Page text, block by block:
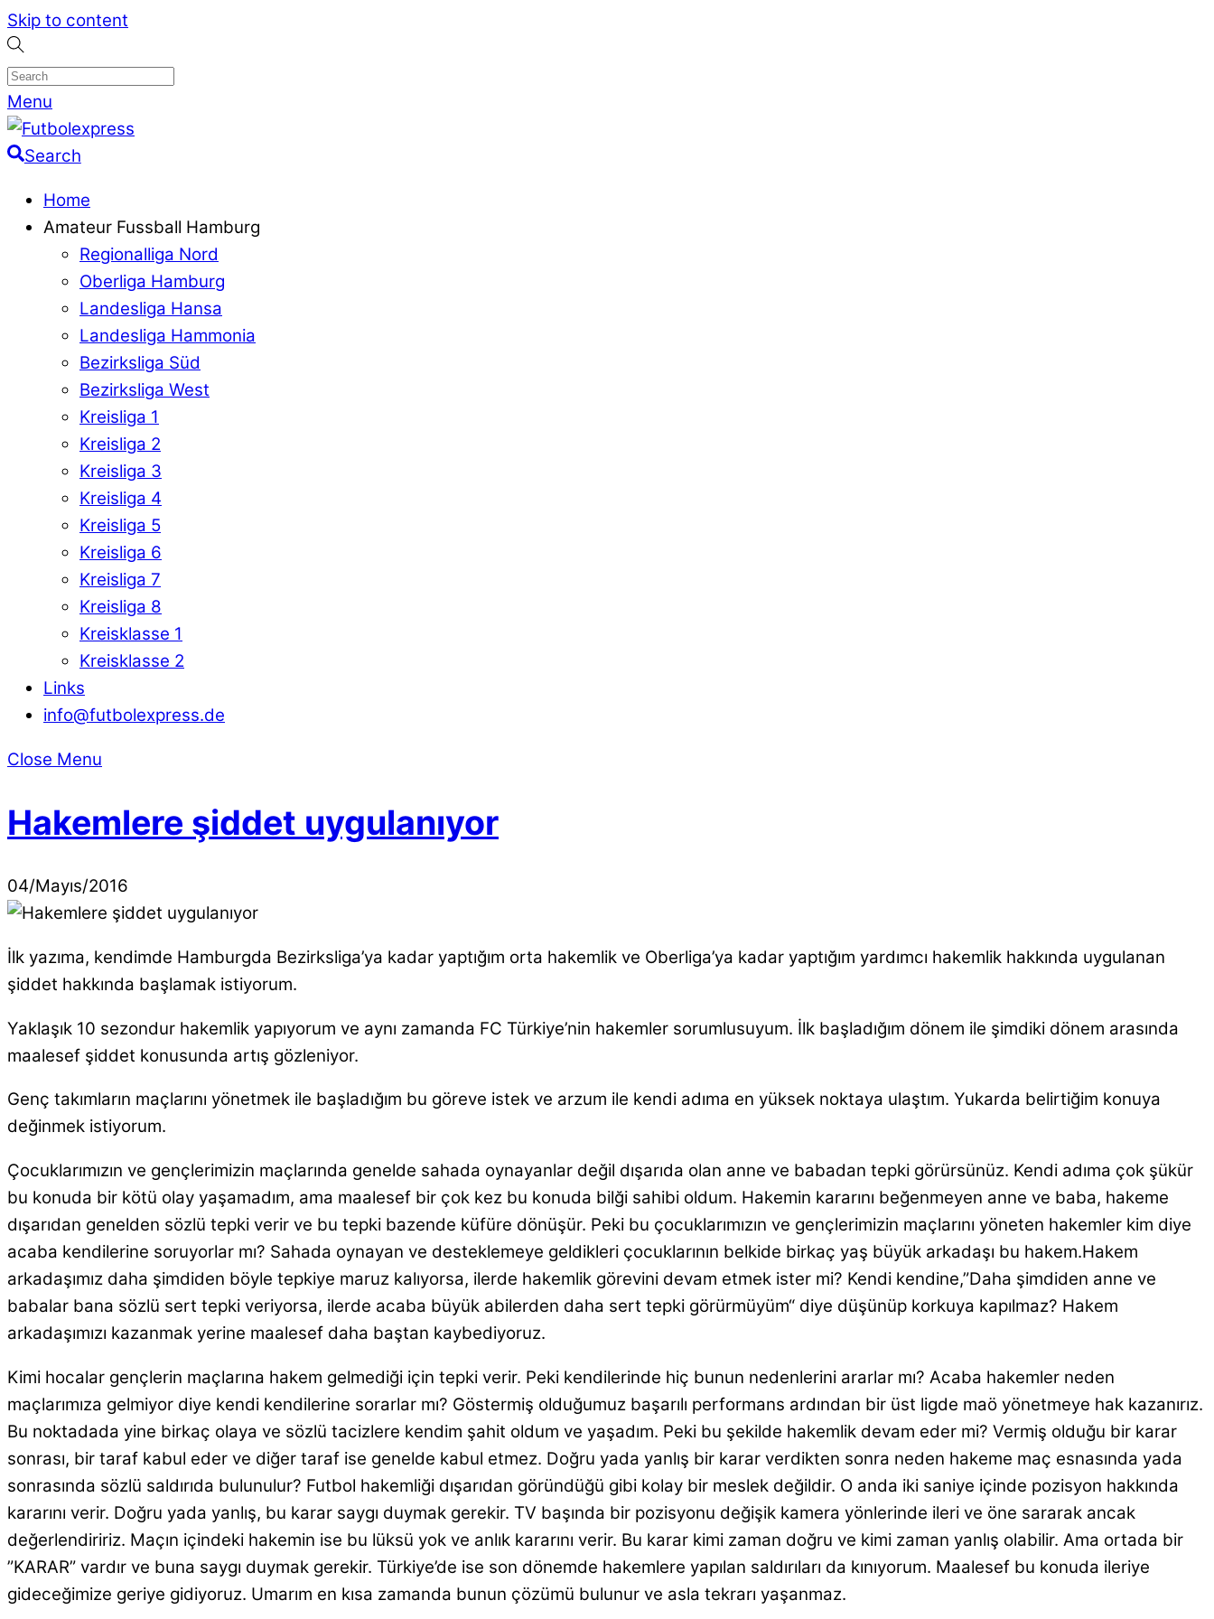
Skip to content
Menu
Search
Home
Amateur Fussball Hamburg
Regionalliga Nord
Oberliga Hamburg
Landesliga Hansa
Landesliga Hammonia
Bezirksliga Süd
Bezirksliga West
Kreisliga 1
Kreisliga 2
Kreisliga 3
Kreisliga 4
Kreisliga 5
Kreisliga 6
Kreisliga 7
Kreisliga 8
Kreisklasse 1
Kreisklasse 2
Links
info@futbolexpress.de
Close Menu
Hakemlere şiddet uygulanıyor
04/Mayıs/2016
İlk yazıma, kendimde Hamburgda Bezirksliga’ya kadar yaptığım orta hakemlik ve Oberliga’ya kadar yaptığım yardımcı hakemlik hakkında uygulanan
şiddet hakkında başlamak istiyorum.
Yaklaşık 10 sezondur hakemlik yapıyorum ve aynı zamanda FC Türkiye’nin hakemler sorumlusuyum. İlk başladığım dönem ile şimdiki dönem arasında
maalesef şiddet konusunda artış gözleniyor.
Genç takımların maçlarını yönetmek ile başladığım bu göreve istek ve arzum ile kendi adıma en yüksek noktaya ulaştım. Yukarda belirtiğim konuya
değinmek istiyorum.
Çocuklarımızın ve gençlerimizin maçlarında genelde sahada oynayanlar değil dışarıda olan anne ve babadan tepki görürsünüz. Kendi adıma çok şükür
bu konuda bir kötü olay yaşamadım, ama maalesef bir çok kez bu konuda bilği sahibi oldum. Hakemin kararını beğenmeyen anne ve baba, hakeme
dışarıdan genelden sözlü tepki verir ve bu tepki bazende küfüre dönüşür. Peki bu çocuklarımızın ve gençlerimizin maçlarını yöneten hakemler kim diye
acaba kendilerine soruyorlar mı? Sahada oynayan ve desteklemeye geldikleri çocuklarının belkide birkaç yaş büyük arkadaşı bu hakem.Hakem
arkadaşımız daha şimdiden böyle tepkiye maruz kalıyorsa, ilerde hakemlik görevini devam etmek ister mi? Kendi kendine,”Daha şimdiden anne ve
babalar bana sözlü sert tepki veriyorsa, ilerde acaba büyük abilerden daha sert tepki görürmüyüm“ diye düşünüp korkuya kapılmaz? Hakem
arkadaşımızı kazanmak yerine maalesef daha baştan kaybediyoruz.
Kimi hocalar gençlerin maçlarına hakem gelmediği için tepki verir. Peki kendilerinde hiç bunun nedenlerini ararlar mı? Acaba hakemler neden
maçlarımıza gelmiyor diye kendi kendilerine sorarlar mı? Göstermiş olduğumuz başarılı performans ardından bir üst ligde maö yönetmeye hak kazanırız.
Bu noktadada yine birkaç olaya ve sözlü tacizlere kendim şahit oldum ve yaşadım. Peki bu şekilde hakemlik devam eder mi? Vermiş olduğu bir karar
sonrası, bir taraf kabul eder ve diğer taraf ise genelde kabul etmez. Doğru yada yanlış bir karar verdikten sonra neden hakeme maç esnasında yada
sonrasında sözlü saldırıda bulunulur? Futbol hakemliği dışarıdan göründüğü gibi kolay bir meslek değildir. O anda iki saniye içinde pozisyon hakkında
kararını verir. Doğru yada yanlış, bu karar saygı duymak gerekir. TV başında bir pozisyonu değişik kamera yönlerinde ileri ve öne sararak ancak
değerlendiririz. Maçın içindeki hakemin ise bu lüksü yok ve anlık kararını verir. Bu karar kimi zaman doğru ve kimi zaman yanlış olabilir. Ama ortada bir
”KARAR” vardır ve buna saygı duymak gerekir. Türkiye’de ise son dönemde hakemlere yapılan saldırıları da kınıyorum. Maalesef bu konuda ileriye
gideceğimize geriye gidiyoruz. Umarım en kısa zamanda bunun çözümü bulunur ve asla tekrarı yaşanmaz.